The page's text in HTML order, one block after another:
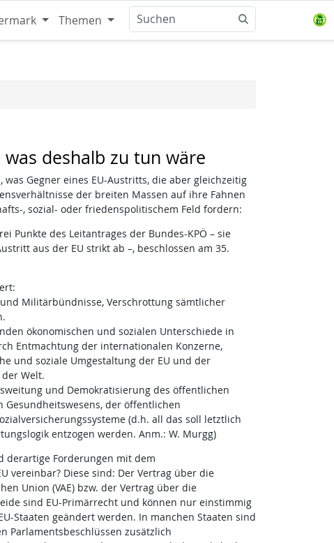
Themen
deshalb zu tun wäre
Gegner eines EU-Austritts, die aber gleichzeitig
der breiten Massen auf ihre Fahnen
, sozial- oder friedenspolitischem Feld fordern:
Punkte des Leitantrages der Bundes-KPÖ – sie
aus der EU strikt ab –, beschlossen am 35.
Militärbündnisse, Verschrottung sämtlicher
ökonomischen und sozialen Unterschiede in
Entmachtung der internationalen Konzerne,
und soziale Umgestaltung der EU und der
Welt.
und Demokratisierung des öffentlichen
Gesundheitswesens, der öffentlichen
(d.h. all das soll letztlich
entzogen werden. Anm.: W. Murgg)
derartige Forderungen mit dem
vereinbar? Diese sind: Der Vertrag über die
Union (VAE) bzw. der Vertrag über die
sind EU-Primärrecht und können nur einstimmig
Staaten geändert werden. In manchen Staaten sind
Parlamentsbeschlüssen zusätzlich